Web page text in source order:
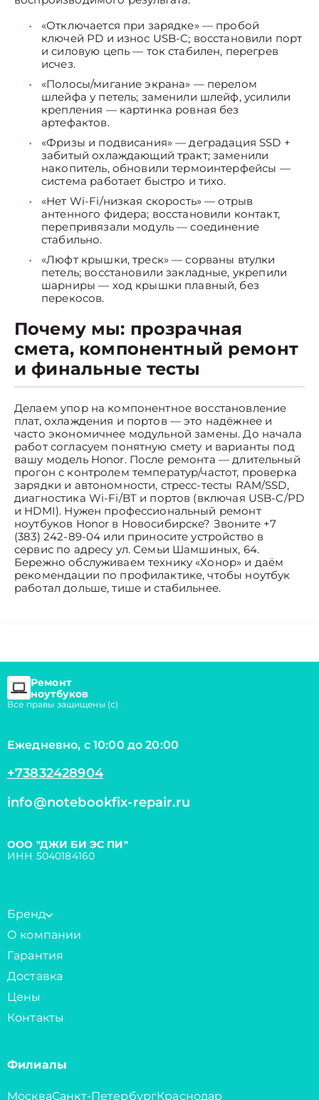
«Отключается при зарядке» — пробой
ключей PD и износ USB-C; восстановили порт
и силовую цепь — ток стабилен, перегрев
исчез.
«Полосы/мигание экрана» — перелом
шлейфа у петель; заменили шлейф, усилили
крепления — картинка ровная без
артефактов.
«Фризы и подвисания» — деградация SSD +
забитый охлаждающий тракт; заменили
накопитель, обновили термоинтерфейсы —
система работает быстро и тихо.
«Нет Wi-Fi/низкая скорость» — отрыв
антенного фидера; восстановили контакт,
перепривязали модуль — соединение
стабильно.
«Люфт крышки, треск» — сорваны втулки
петель; восстановили закладные, укрепили
шарниры — ход крышки плавный, без
перекосов.
Почему мы: прозрачная
смета, компонентный ремонт
и финальные тесты
Делаем упор на компонентное восстановление
плат, охлаждения и портов — это надёжнее и
часто экономичнее модульной замены. До начала
работ согласуем понятную смету и варианты под
вашу модель Honor. После ремонта — длительный
прогон с контролем температур/частот, проверка
зарядки и автономности, стресс-тесты RAM/SSD,
диагностика Wi-Fi/BT и портов (включая USB-C/PD
и HDMI). Нужен профессиональный ремонт
ноутбуков Honor в Новосибирске? Звоните +7
(383) 242-89-04 или приносите устройство в
сервис по адресу ул. Семьи Шамшиных, 64.
Бережно обслуживаем технику «Хонор» и даём
рекомендации по профилактике, чтобы ноутбук
работал дольше, тише и стабильнее.
Ремонт
ноутбуков
Все правы защищены (с)
Ежедневно, с 10:00 до 20:00
+73832428904
info@notebookfix-repair.ru
ООО "ДЖИ БИ ЭС ПИ"
ИНН 5040184160
Бренд
О компании
Гарантия
Доставка
Цены
Контакты
Филиалы
МоскваСанкт-ПетербургКраснодар